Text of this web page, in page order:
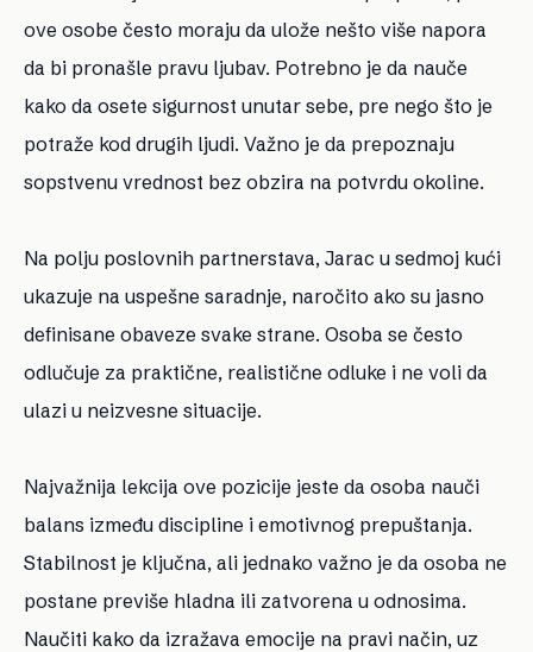
ove osobe često moraju da ulože nešto više napora
da bi pronašle pravu ljubav. Potrebno je da nauče
kako da osete sigurnost unutar sebe, pre nego što je
potraže kod drugih ljudi. Važno je da prepoznaju
sopstvenu vrednost bez obzira na potvrdu okoline.
Na polju poslovnih partnerstava, Jarac u sedmoj kući
ukazuje na uspešne saradnje, naročito ako su jasno
definisane obaveze svake strane. Osoba se često
odlučuje za praktične, realistične odluke i ne voli da
ulazi u neizvesne situacije.
Najvažnija lekcija ove pozicije jeste da osoba nauči
balans između discipline i emotivnog prepuštanja.
Stabilnost je ključna, ali jednako važno je da osoba ne
postane previše hladna ili zatvorena u odnosima.
Naučiti kako da izražava emocije na pravi način, uz